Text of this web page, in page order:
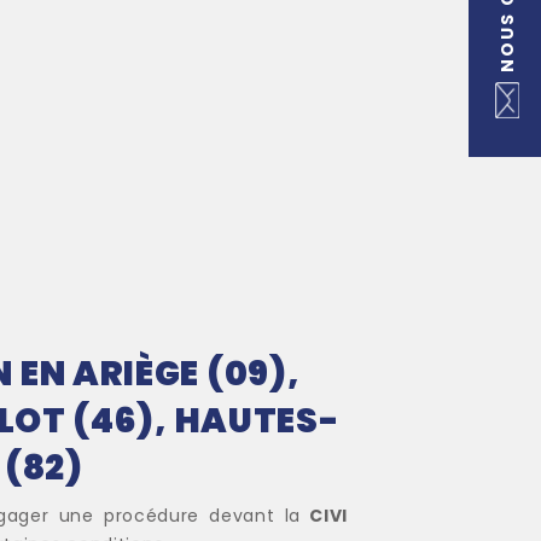
EN ARIÈGE (09),
(46), HAUTES-
(82)
une procédure devant la CIVI